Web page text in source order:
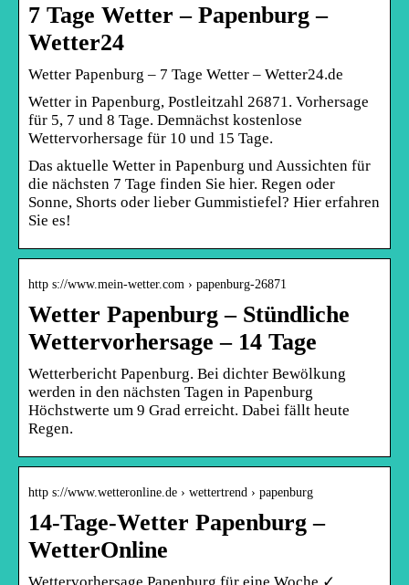
7 Tage Wetter – Papenburg –
Wetter24
Wetter Papenburg – 7 Tage Wetter – Wetter24.de
Wetter in Papenburg, Postleitzahl 26871. Vorhersage
für 5, 7 und 8 Tage. Demnächst kostenlose
Wettervorhersage für 10 und 15 Tage.
Das aktuelle Wetter in Papenburg und Aussichten für
die nächsten 7 Tage finden Sie hier. Regen oder
Sonne, Shorts oder lieber Gummistiefel? Hier erfahren
Sie es!
http s://www.mein-wetter.com › papenburg-26871
Wetter Papenburg – Stündliche
Wettervorhersage – 14 Tage
Wetterbericht Papenburg. Bei dichter Bewölkung
werden in den nächsten Tagen in Papenburg
Höchstwerte um 9 Grad erreicht. Dabei fällt heute
Regen.
http s://www.wetteronline.de › wettertrend › papenburg
14-Tage-Wetter Papenburg –
WetterOnline
Wettervorhersage Papenburg für eine Woche ✓